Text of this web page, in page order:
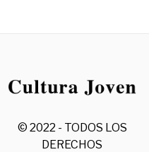
© 2022 - TODOS LOS
DERECHOS